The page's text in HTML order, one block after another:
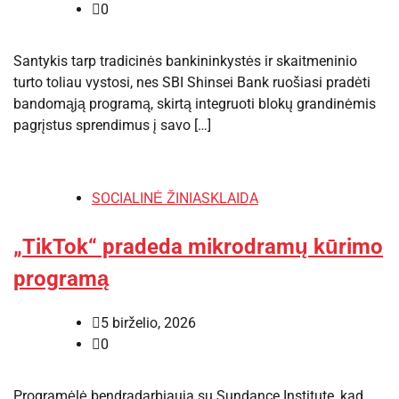
0
Santykis tarp tradicinės bankininkystės ir skaitmeninio
turto toliau vystosi, nes SBI Shinsei Bank ruošiasi pradėti
bandomąją programą, skirtą integruoti blokų grandinėmis
pagrįstus sprendimus į savo […]
SOCIALINĖ ŽINIASKLAIDA
„TikTok“ pradeda mikrodramų kūrimo
programą
5 birželio, 2026
0